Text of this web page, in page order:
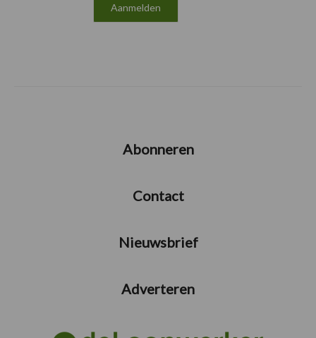
Abonneren
Contact
Nieuwsbrief
Adverteren